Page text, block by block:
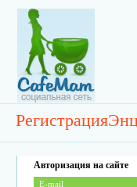
Регистрация
Авторизация на сайте